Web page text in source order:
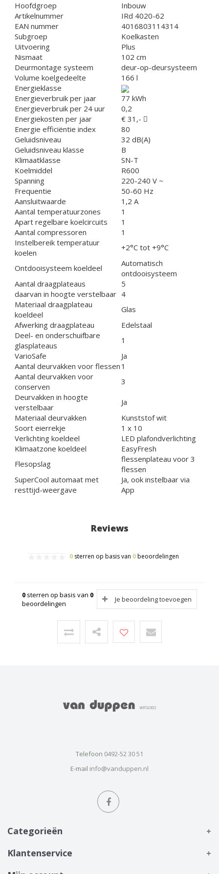
Hoofdgroep
Inbouw
Artikelnummer
IRd 4020-62
EAN nummer
4016803114314
Subgroep
Koelkasten
Uitvoering
Plus
Nismaat
102 cm
Deurmontage systeem
deur-op-deursysteem
Volume koelgedeelte
166 l
Energieklasse
Energieverbruik per jaar
77 kWh
Energieverbruik per 24 uur
0,2
Energiekosten per jaar
€ 31,-
Energie efficiëntie index
80
Geluidsniveau
32 dB(A)
Geluidsniveau klasse
B
Klimaatklasse
SN-T
Koelmiddel
R600
Spanning
220-240 V ~
Frequentie
50-60 Hz
Aansluitwaarde
1,2 A
Aantal temperatuurzones
1
Apart regelbare koelcircuits
1
Aantal compressoren
1
Instelbereik temperatuur
koelen
+2°C tot +9°C
Ontdooisysteem koeldeel
Automatisch
ontdooisysteem
Aantal draagplateaus
5
daarvan in hoogte verstelbaar 4
Materiaal draagplateau
koeldeel
Glas
Afwerking draagplateau
Edelstaal
Deel- en onderschuifbare
glasplateaus
1
VarioSafe
Ja
Aantal deurvakken voor flessen 1
Aantal deurvakken voor
conserven
3
Deurvakken in hoogte
verstelbaar
Ja
Materiaal deurvakken
Kunststof wit
Soort eierrekje
1 x 10
Verlichting koeldeel
LED plafondverlichting
Klimaatzone koeldeel
EasyFresh
Flesopslag
flessenplateau voor 3
flessen
SuperCool automaat met
resttijd-weergave
Ja, ook instelbaar via
App
Reviews
0 sterren op basis van 0beoordelingen
0 sterren op basis van 0
beoordelingen
Je beoordeling toevoegen
Telefoon 0492-52 30 51
E-mail info@vanduppen.nl
Categorieën
Klantenservice